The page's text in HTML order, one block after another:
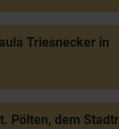
Triesnecker in
Pölten, dem